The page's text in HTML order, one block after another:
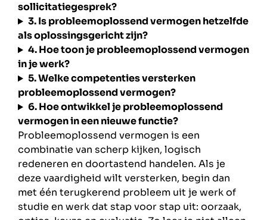
sollicitatiegesprek?
3. Is probleemoplossend vermogen hetzelfde
als oplossingsgericht zijn?
4. Hoe toon je probleemoplossend vermogen
in je werk?
5. Welke competenties versterken
probleemoplossend vermogen?
6. Hoe ontwikkel je probleemoplossend
vermogen in een nieuwe functie?
Probleemoplossend vermogen is een
combinatie van scherp kijken, logisch
redeneren en doortastend handelen. Als je
deze vaardigheid wilt versterken, begin dan
met één terugkerend probleem uit je werk of
studie en werk dat stap voor stap uit: oorzaak,